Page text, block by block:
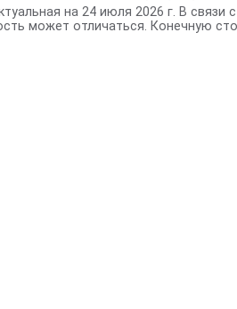
на 24 июля 2026 г. В связи
может отличаться. Конечную